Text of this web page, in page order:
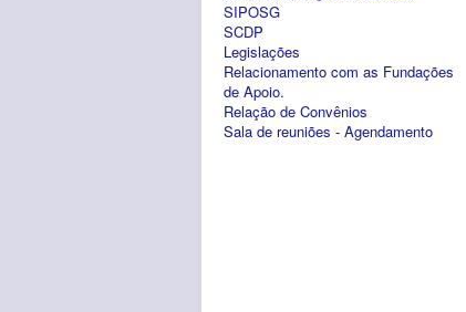
SIPOSG
SCDP
Legislações
Relacionamento com as Fundações
de Apoio.
Relação de Convênios
Sala de reuniões - Agendamento